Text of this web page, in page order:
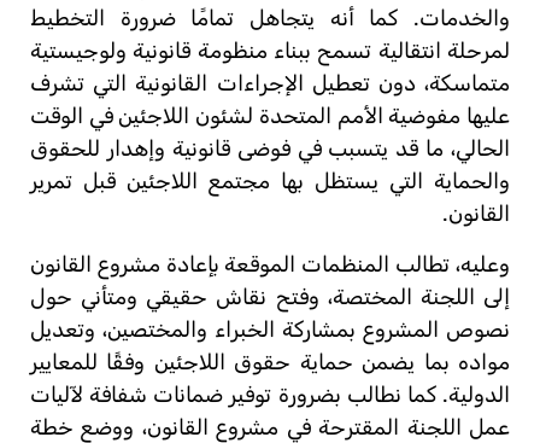
والخدمات. كما أنه يتجاهل تمامًا ضرورة التخطيط
لمرحلة انتقالية تسمح ببناء منظومة قانونية ولوجيستية
متماسكة، دون تعطيل الإجراءات القانونية التي تشرف
عليها مفوضية الأمم المتحدة لشئون اللاجئين في الوقت
الحالي، ما قد يتسبب في فوضى قانونية وإهدار للحقوق
والحماية التي يستظل بها مجتمع اللاجئين قبل تمرير
القانون.
وعليه، تطالب المنظمات الموقعة بإعادة مشروع القانون
إلى اللجنة المختصة، وفتح نقاش حقيقي ومتأني حول
نصوص المشروع بمشاركة الخبراء والمختصين، وتعديل
مواده بما يضمن حماية حقوق اللاجئين وفقًا للمعايير
الدولية. كما نطالب بضرورة توفير ضمانات شفافة لآليات
عمل اللجنة المقترحة في مشروع القانون، ووضع خطة